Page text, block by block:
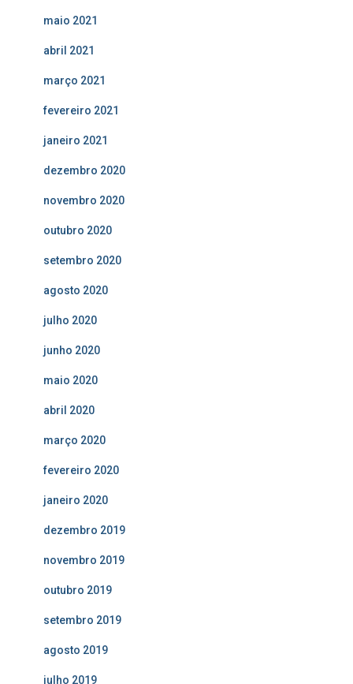
maio 2021
abril 2021
março 2021
fevereiro 2021
janeiro 2021
dezembro 2020
novembro 2020
outubro 2020
setembro 2020
agosto 2020
julho 2020
junho 2020
maio 2020
abril 2020
março 2020
fevereiro 2020
janeiro 2020
dezembro 2019
novembro 2019
outubro 2019
setembro 2019
agosto 2019
julho 2019